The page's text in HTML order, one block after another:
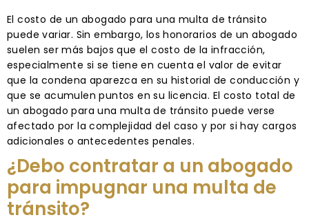
El costo de un abogado para una multa de tránsito
puede variar. Sin embargo, los honorarios de un abogado
suelen ser más bajos que el costo de la infracción,
especialmente si se tiene en cuenta el valor de evitar
que la condena aparezca en su historial de conducción y
que se acumulen puntos en su licencia. El costo total de
un abogado para una multa de tránsito puede verse
afectado por la complejidad del caso y por si hay cargos
adicionales o antecedentes penales.
¿Debo contratar a un abogado
para impugnar una multa de
tránsito?